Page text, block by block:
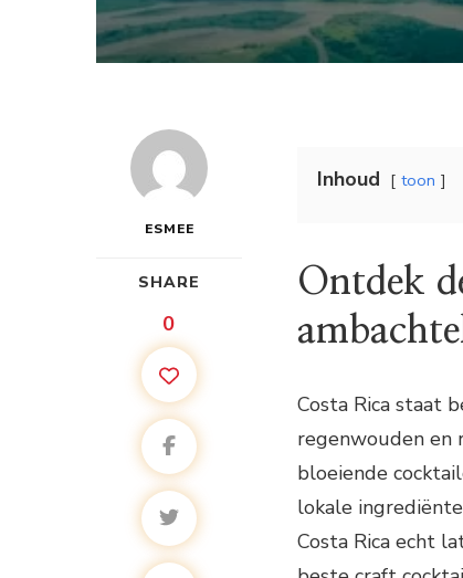
ESMEE
SHARE
0
Inhoud toon
Ontdek
Costa Rica staat
regenwouden en
bloeiende
lokale
Costa Rica echt